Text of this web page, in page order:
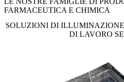
FARMACEUTICA E CHIMICA
SOLUZIONI DI
DI LAVORO